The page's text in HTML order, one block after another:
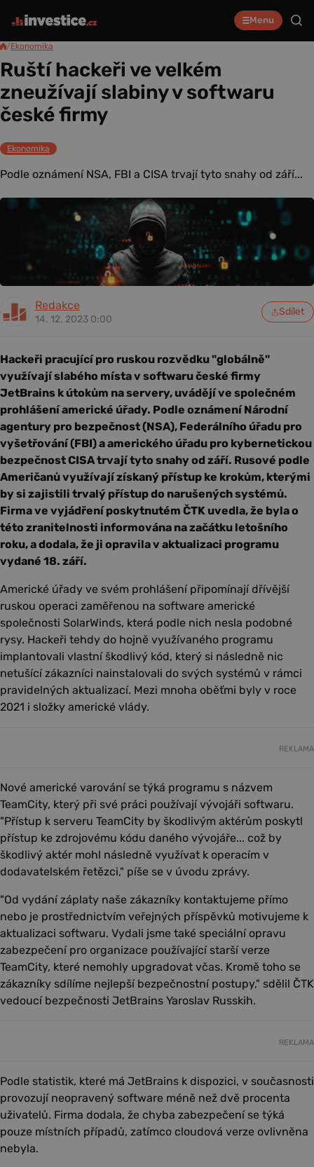
Menu
/Ekonomika
Ruští hackeři ve velkém
zneužívají slabiny v softwaru
české firmy
Ekonomika
Podle oznámení NSA, FBI a CISA trvají tyto snahy od září...
Redakce
14. 12. 2023 0:00
Sdílet
Hackeři pracující pro ruskou rozvědku "globálně"
využívají slabého místa v softwaru české firmy
JetBrains k útokům na servery, uvádějí ve společném
prohlášení americké úřady. Podle oznámení Národní
agentury pro bezpečnost (NSA), Federálního úřadu pro
vyšetřování (FBI) a amerického úřadu pro kybernetickou
bezpečnost CISA trvají tyto snahy od září. Rusové podle
Američanů využívají získaný přístup ke krokům, kterými
by si zajistili trvalý přístup do narušených systémů.
Firma ve vyjádření poskytnutém ČTK uvedla, že byla o
této zranitelnosti informována na začátku letošního
roku, a dodala, že ji opravila v aktualizaci programu
vydané 18. září.
Americké úřady ve svém prohlášení připomínají dřívější
ruskou operaci zaměřenou na software americké
společnosti SolarWinds, která podle nich nesla podobné
rysy. Hackeři tehdy do hojně využívaného programu
implantovali vlastní škodlivý kód, který si následně nic
netušící zákazníci nainstalovali do svých systémů v rámci
pravidelných aktualizací. Mezi mnoha oběťmi byly v roce
2021 i složky americké vlády.
REKLAMA
Nové americké varování se týká programu s názvem
TeamCity, který při své práci používají vývojáři softwaru.
"Přístup k serveru TeamCity by škodlivým aktérům poskytl
přístup ke zdrojovému kódu daného vývojáře... což by
škodlivý aktér mohl následně využívat k operacím v
dodavatelském řetězci," píše se v úvodu zprávy.
"Od vydání záplaty naše zákazníky kontaktujeme přímo
nebo je prostřednictvím veřejných příspěvků motivujeme k
aktualizaci softwaru. Vydali jsme také speciální opravu
zabezpečení pro organizace používající starší verze
TeamCity, které nemohly upgradovat včas. Kromě toho se
zákazníky sdílíme nejlepší bezpečnostní postupy," sdělil ČTK
vedoucí bezpečnosti JetBrains Yaroslav Russkih.
REKLAMA
Podle statistik, které má JetBrains k dispozici, v současnosti
provozují neopravený software méně než dvě procenta
uživatelů. Firma dodala, že chyba zabezpečení se týká
pouze místních případů, zatímco cloudová verze ovlivněna
nebyla.